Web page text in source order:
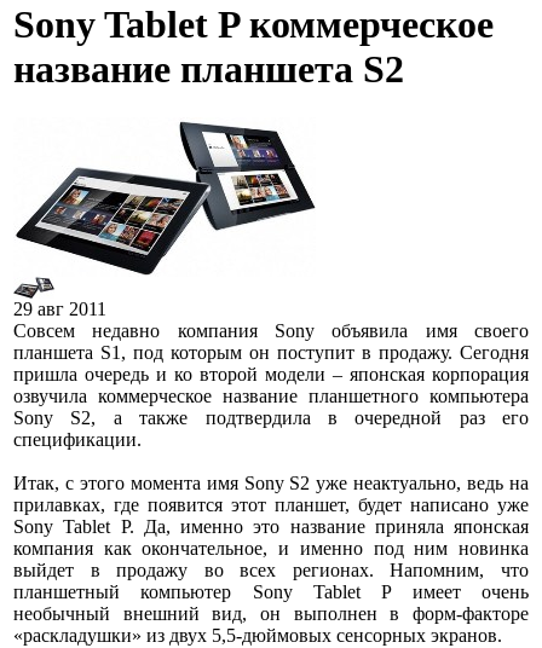
Sony Tablet P коммерческое
название планшета S2
29 авг 2011
Совсем недавно компания Sony объявила имя своего
планшета S1, под которым он поступит в продажу. Сегодня
пришла очередь и ко второй модели – японская корпорация
озвучила коммерческое название планшетного компьютера
Sony S2, а также подтвердила в очередной раз его
спецификации.
Итак, с этого момента имя Sony S2 уже неактуально, ведь на
прилавках, где появится этот планшет, будет написано уже
Sony Tablet P. Да, именно это название приняла японская
компания как окончательное, и именно под ним новинка
выйдет в продажу во всех регионах. Напомним, что
планшетный компьютер Sony Tablet P имеет очень
необычный внешний вид, он выполнен в форм-факторе
«раскладушки» из двух 5,5-дюймовых сенсорных экранов.